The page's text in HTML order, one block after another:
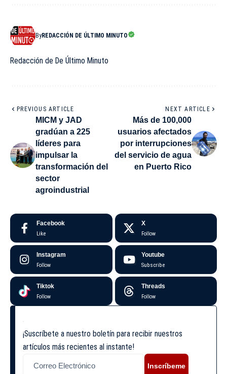
ByREDACCIÓN DE ÚLTIMO MINUTO
Redacción de De Último Minuto
PREVIOUS ARTICLE
MICM y JAD
gradúan a 225
líderes para
impulsar la
transformación del
sector
agroindustrial
NEXT ARTICLE
Más de 100,000
usuarios afectados
por interrupciones
del servicio de agua
en Puerto Rico
Facebook
Like
X
Follow
Instagram
Follow
Youtube
Subscribe
Tiktok
Follow
Threads
Follow
¡Suscríbete a nuestro boletín para recibir nuestros
artículos más recientes al instante!
Inscríbeme